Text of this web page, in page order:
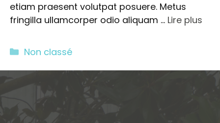
etiam praesent volutpat posuere. Metus
fringilla ullamcorper odio aliquam … Lire plus
Catégories
Non classé